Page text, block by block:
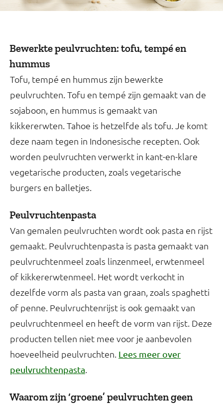
Bewerkte peulvruchten: tofu, tempé en
hummus
Tofu, tempé en hummus zijn bewerkte
peulvruchten. Tofu en tempé zijn gemaakt van de
sojaboon, en hummus is gemaakt van
kikkererwten. Tahoe is hetzelfde als tofu. Je komt
deze naam tegen in Indonesische recepten. Ook
worden peulvruchten verwerkt in kant-en-klare
vegetarische producten, zoals vegetarische
burgers en balletjes.
Peulvruchtenpasta
Van gemalen peulvruchten wordt ook pasta en rijst
gemaakt. Peulvruchtenpasta is pasta gemaakt van
peulvruchtenmeel zoals linzenmeel, erwtenmeel
of kikkererwtenmeel. Het wordt verkocht in
dezelfde vorm als pasta van graan, zoals spaghetti
of penne. Peulvruchtenrijst is ook gemaakt van
peulvruchtenmeel en heeft de vorm van rijst. Deze
producten tellen niet mee voor je aanbevolen
hoeveelheid peulvruchten. Lees meer over
peulvruchtenpasta.
Waarom zijn ‘groene’ peulvruchten geen